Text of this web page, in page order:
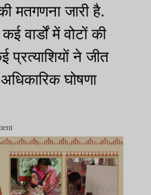
मतगणना जारी है.
वार्डों में वोटों की
प्रत्याशियों ने जीत
घोषणा